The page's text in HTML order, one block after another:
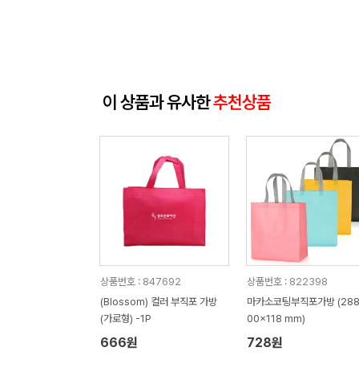
이 상품과 유사한추천상품
상품번호 : 847692
(Blossom) 컬러 부직포 가방
(가로형) -1P
666원
상품번호 : 822398
마카소코팅부직포가방
00x118 mm)
728원